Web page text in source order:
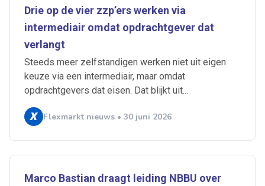
Drie op de vier zzp’ers werken via
intermediair omdat opdrachtgever dat
verlangt
Steeds meer zelfstandigen werken niet uit eigen
keuze via een intermediair, maar omdat
opdrachtgevers dat eisen. Dat blijkt uit...
Flexmarkt nieuws • 30 juni 2026
Marco Bastian draagt leiding NBBU over
Doorzaam
Flexmarkt Flexnieuws
NBBU
Normering Arbeid
ZiPconomy